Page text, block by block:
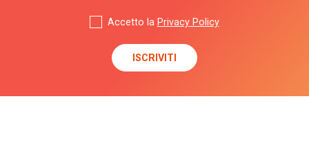
Accetto la Privacy Policy